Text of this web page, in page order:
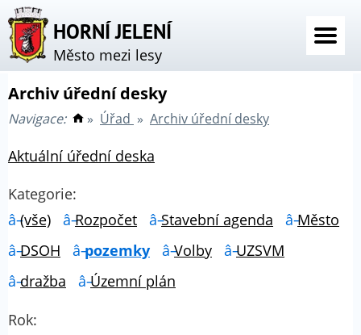
HORNÍ JELENÍ
Město mezi lesy
Archiv úřední desky
Navigace: » Úřad » Archiv úřední desky
Aktuální úřední deska
Kategorie:
(vše)
Rozpočet Stavební agenda
Město
DSOH
pozemky Volby
UZSVM
dražba
Územní plán
Rok: